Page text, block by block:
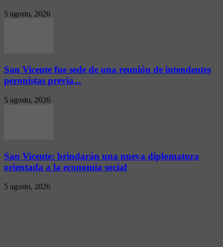
5 agosto, 2026
San Vicente fue sede de una reunión de intendentes
peronistas previa...
5 agosto, 2026
San Vicente: brindarán una nueva diplomatura
orientada a la economía social
5 agosto, 2026